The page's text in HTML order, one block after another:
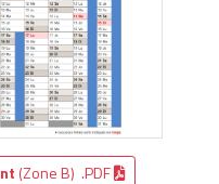
(Zone B) .PDF